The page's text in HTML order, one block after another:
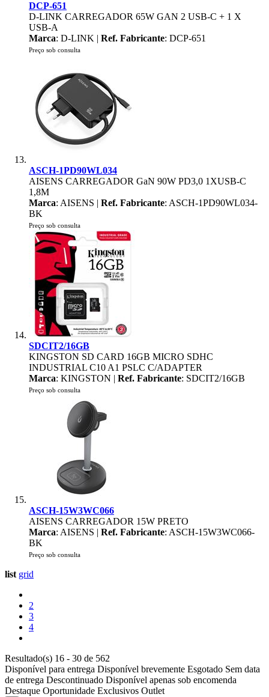
DCP-651
D-LINK CARREGADOR 65W GAN 2 USB-C + 1 X
USB-A
Marca: D-LINK | Ref. Fabricante: DCP-651
Preço sob consulta
ASCH-1PD90WL034
AISENS CARREGADOR GaN 90W PD3,0 1XUSB-C
1,8M
Marca: AISENS | Ref. Fabricante: ASCH-1PD90WL034-
BK
Preço sob consulta
SDCIT2/16GB
KINGSTON SD CARD 16GB MICRO SDHC
INDUSTRIAL C10 A1 PSLC C/ADAPTER
Marca: KINGSTON | Ref. Fabricante: SDCIT2/16GB
Preço sob consulta
ASCH-15W3WC066
AISENS CARREGADOR 15W PRETO
Marca: AISENS | Ref. Fabricante: ASCH-15W3WC066-
BK
Preço sob consulta
list grid
2
3
4
Resultado(s) 16 - 30 de 562
Disponível para entrega Disponível brevemente Esgotado Sem data
de entrega Descontinuado Disponível apenas sob encomenda
Destaque Oportunidade Exclusivos Outlet